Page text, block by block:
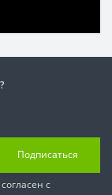
Подписаться
с